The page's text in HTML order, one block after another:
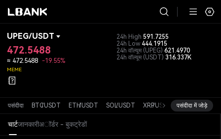
UPEG/USDT
472.5488
≈ 472.5488 -19.55%
MEME
24h High 591.7255
24h Low 444.1915
24h वॉल्यूम (UPEG) 621.4970
24h वॉल्यूम (USDT) 316.337K
पसंदीदा BTC/USDT ETH/USDT SOL/USDT XRP/USDT DOGE/USDT
पसंदीदा में जोड़े
चार्टजानकारीअॉर्डर - बुकट्रेडों